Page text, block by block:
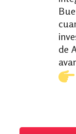
de